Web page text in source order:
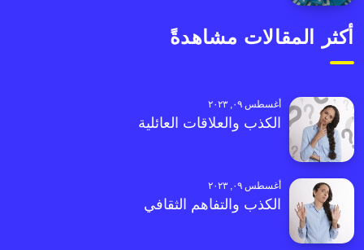
أكثر المقالات مشاهدةً
أغسطس ٠٩, ٢٠٢٣
الكذب والعلاقات العائلية
أغسطس ٠٩, ٢٠٢٣
الكذب والتفاهم الثقافي